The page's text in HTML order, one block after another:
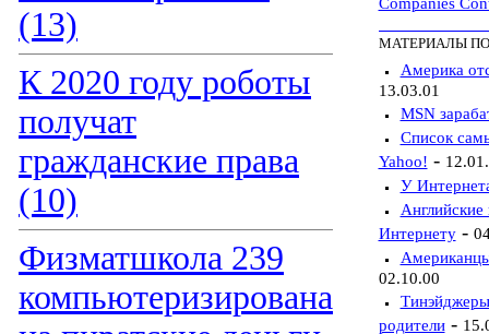
(13)
К 2020 году роботы
получат
гражданские права
(10)
Физматшкола 239
компьютеризирована
МАТЕРИАЛЫ
Америка
13.03.01
MSN
Список
Yahoo! -
У
Английские
Интернету-
02.10.00
родители-